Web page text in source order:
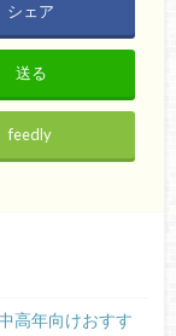
シェア
送る
feedly
高年向けおすす